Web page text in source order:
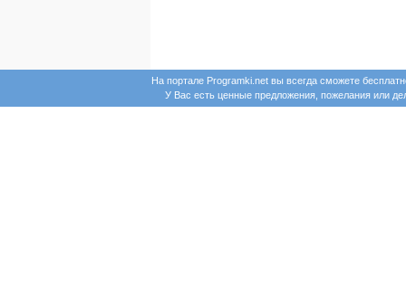
На портале Programki.net вы всегда сможете
У Вас есть ценные предложения, пожелания или